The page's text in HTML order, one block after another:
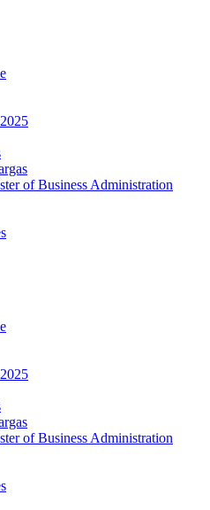
of Business Administration
of Business Administration